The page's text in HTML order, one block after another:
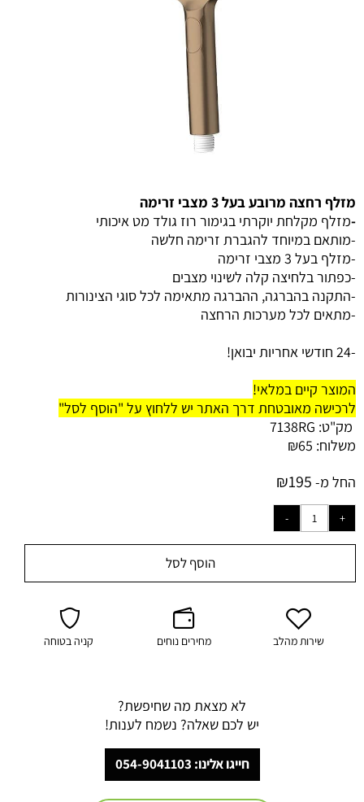
מזלף רחצה מרובע בעל 3 מצבי זרימה
-מזלף מקלחת יוקרתי בגימור רוז גולד מט איכותי
-מותאם במיוחד להגברת זרימה חלשה
-מזלף בעל 3 מצבי זרימה
-כפתור בלחיצה קלה לשינוי מצבים
-התקנה בהברגה, ההברגה מתאימה לכל סוגי הצינורות
-מתאים לכל מערכות הרחצה
-24 חודשי אחריות יבואן!
המוצר קיים במלאי!
לרכישה מאובטחת דרך האתר יש ללחוץ על "הוסף לסל"
מק"ט: 7138RG
משלוח:
₪65
החל מ-
₪195
הוסף לסל
שירות מהלב מחירים נוחים קניה בטוחה
לא מצאת מה שחיפשת?
יש לכם שאלה? נשמח לענות!
חייגו אלינו: 054-9041103